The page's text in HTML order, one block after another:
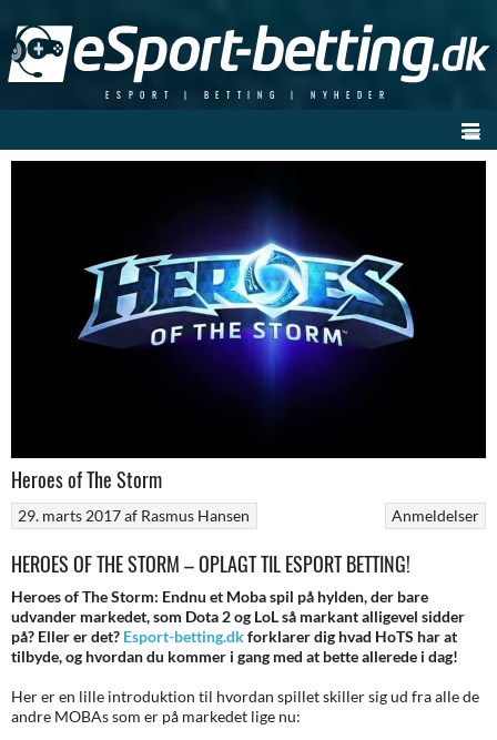
content
ESPORT | BETTING | NYHEDER
Heroes of The Storm
Anmeldelser
29. marts 2017af Rasmus Hansen
HEROES OF THE STORM – OPLAGT TIL ESPORT BETTING!
Heroes of The Storm: Endnu et Moba spil på hylden, der bare
udvander markedet, som Dota 2 og LoL så markant alligevel sidder
på? Eller er det? Esport-betting.dkforklarer dig hvad HoTS har at
tilbyde, og hvordan du kommer i gang med at bette allerede i dag!
Her er en lille introduktion til hvordan spillet skiller sig ud fra alle de
andre MOBAs som er på markedet lige nu: